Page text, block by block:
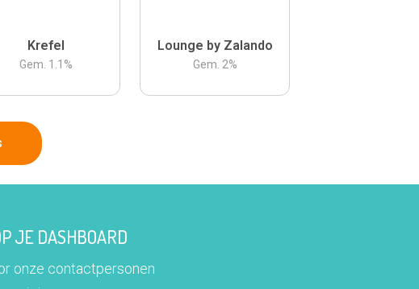
Krefel
Gem. 1.1 %
Lounge by Zalando
Gem. 2%
JE DASHBOARD
onze contactpersonen